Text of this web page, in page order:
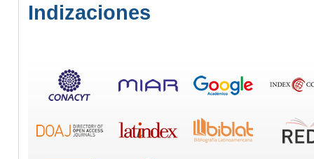
Indizaciones